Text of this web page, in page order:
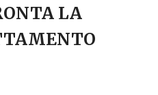
LA